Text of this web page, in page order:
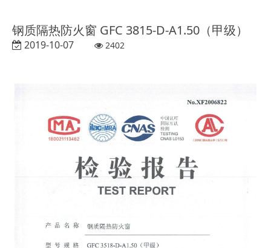
钢质隔热防火窗 GFC 3815-D-A1.50（甲级）
2019-10-07 2402